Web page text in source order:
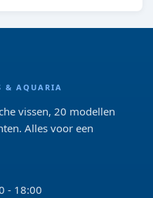
& AQUARIA
vissen, 20 modellen
Alles voor een
- 18:00